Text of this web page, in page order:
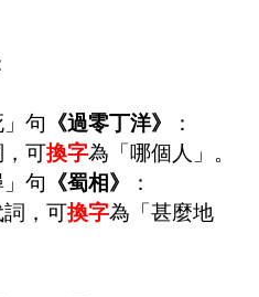
句 《過零丁洋》
：
，可換字為「哪個人」。
句 《蜀相》
：
詞，可換字為「甚麼地